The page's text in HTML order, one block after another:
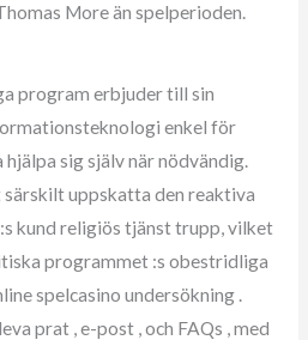
More än spelperioden.
program erbjuder till sin
enkel för
sig själv när nödvändig.
uppskatta den reaktiva
kund religiös tjänst trupp, vilket
programmet :s obestridliga
spelcasino undersökning .
prat , e-post , och FAQs , med